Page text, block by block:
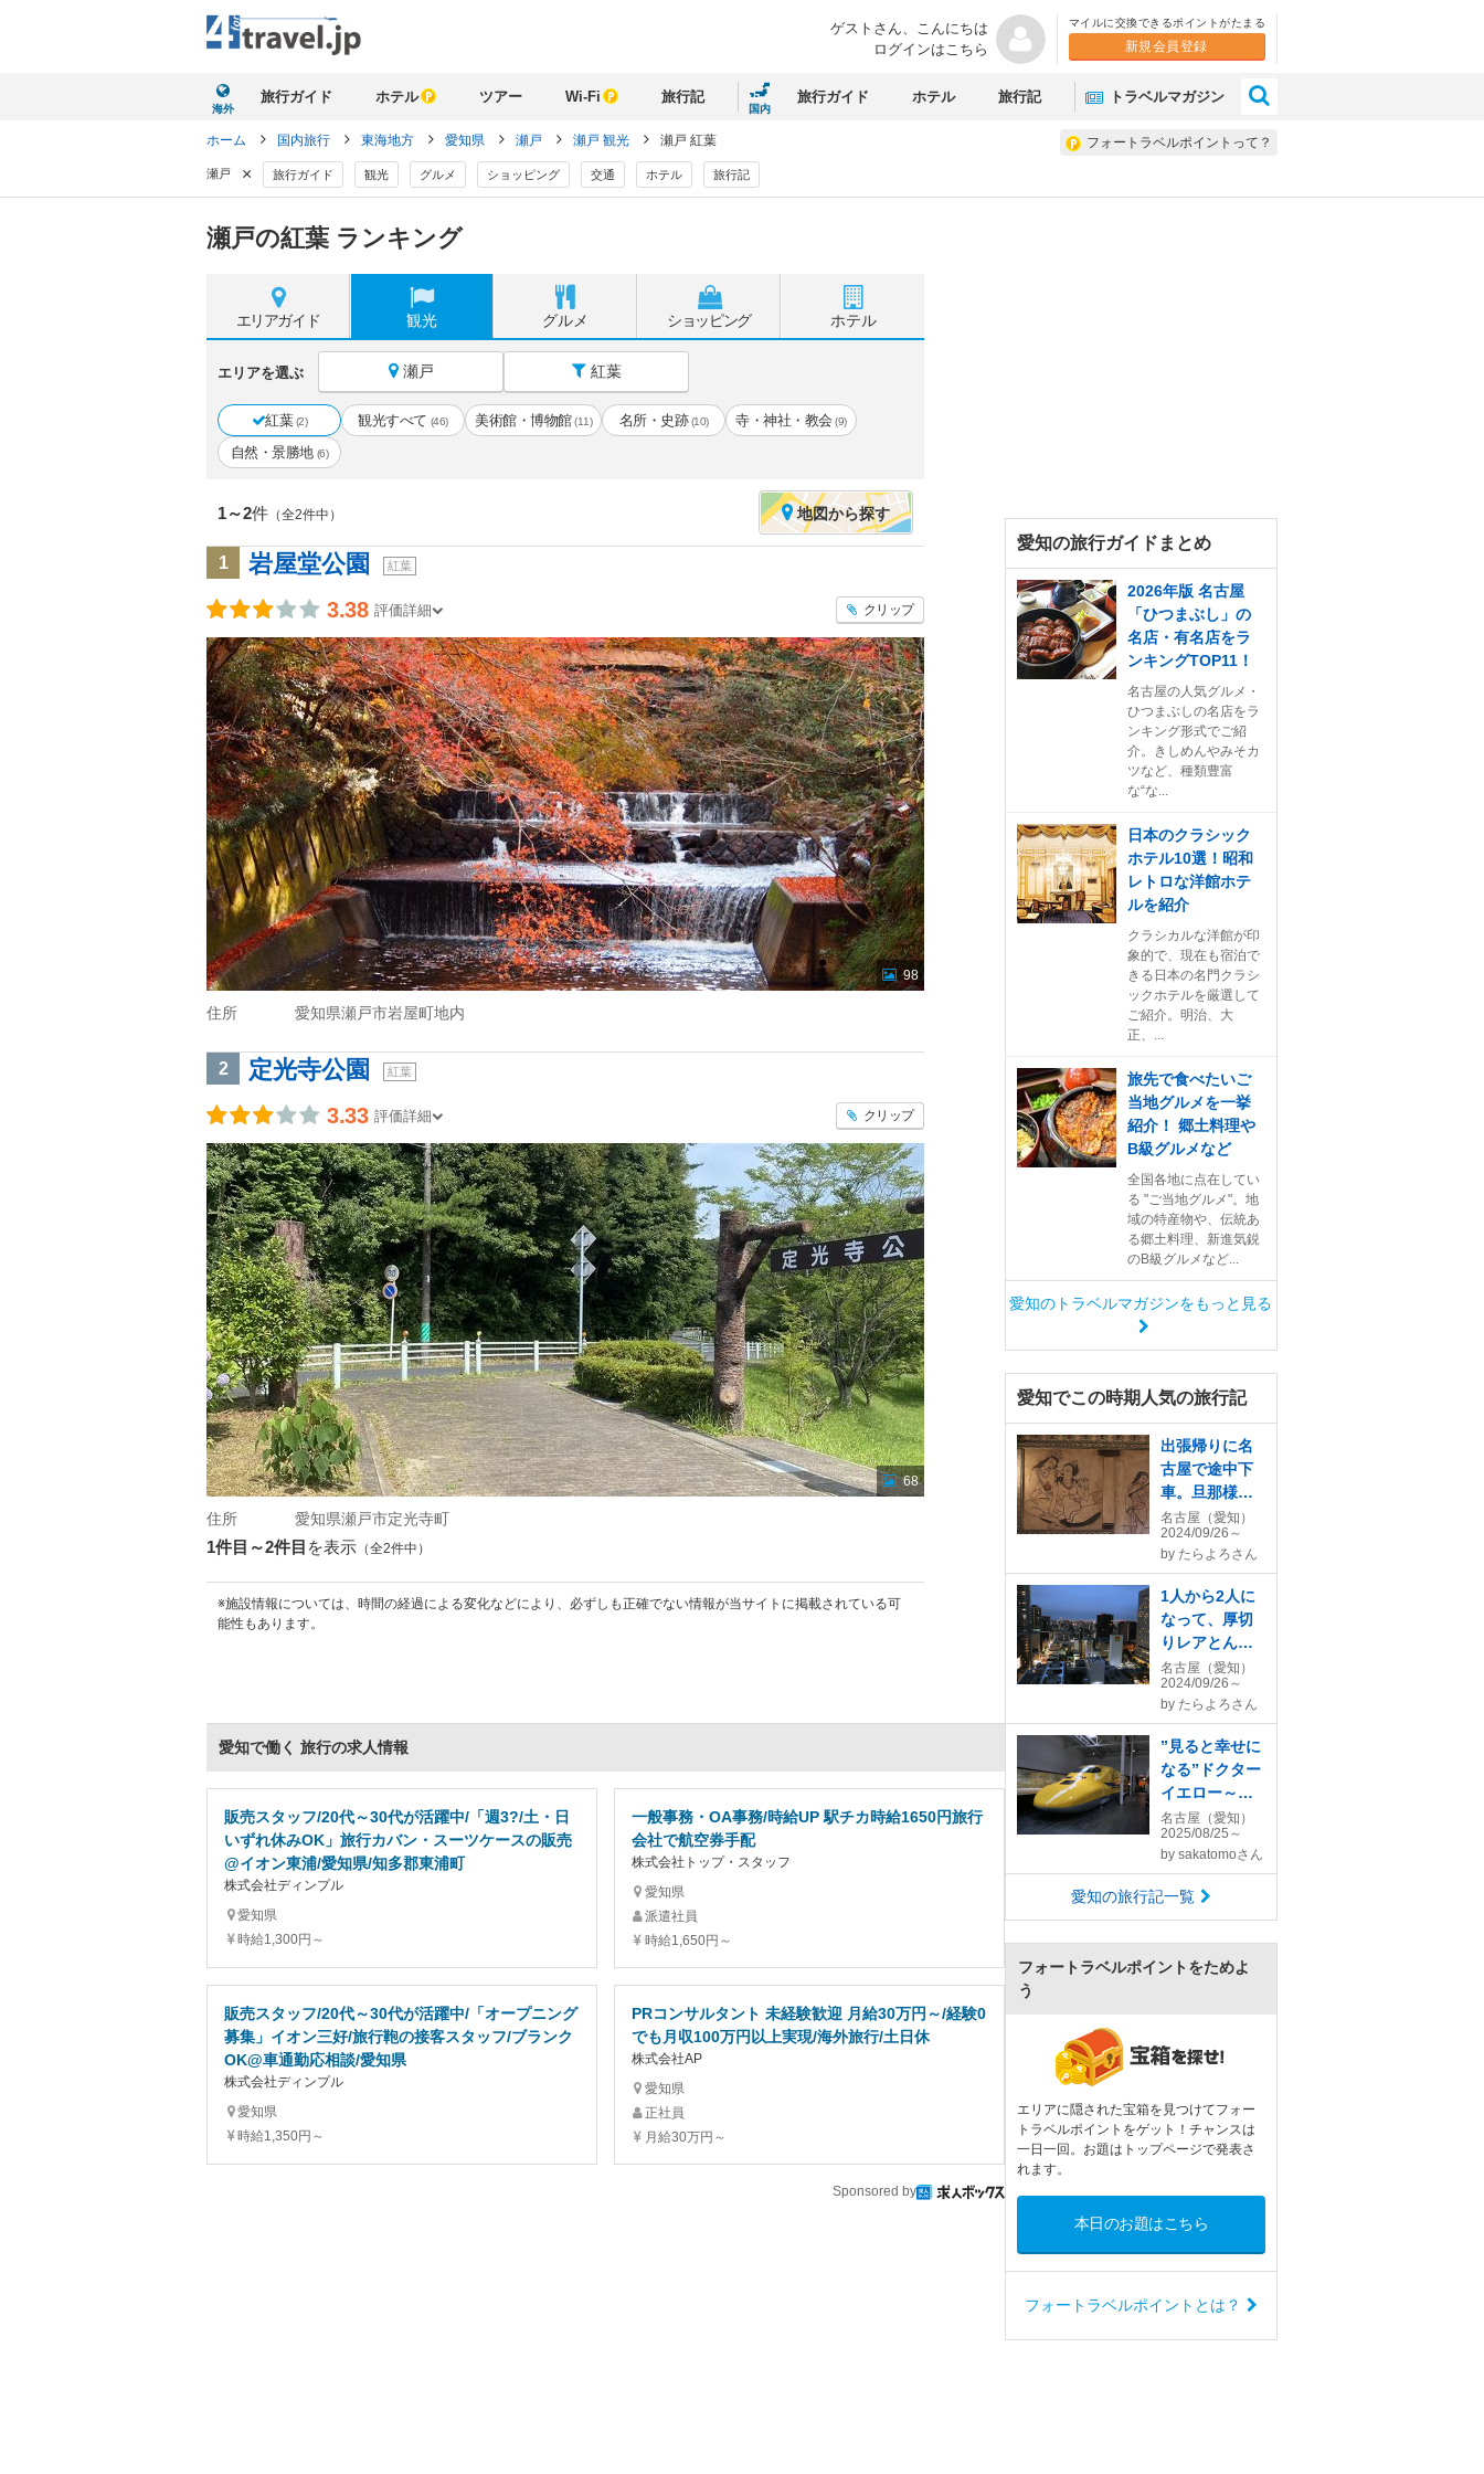
ゲストさん、 こんにちは
ログインはこちら
マイルに交換できるポイントがたまる
新規会員登録
海外
旅行ガイド ホテル ツアー Wi-Fi 旅行記
国内
旅行ガイド ホテル 旅行記 トラベルマガジン
フォートラベルポイントって？
ホーム 国内旅行 東海地方 愛知県 瀬戸 瀬戸 観光 瀬戸 紅葉
瀬戸 × 旅行ガイド 観光 グルメ ショッピング 交通 ホテル 旅行記
瀬戸の紅葉 ランキング
エリアガイド 観光 グルメ ショッピング ホテル
エリアを選ぶ 瀬戸 紅葉
紅葉 (2) 観光すべて (46) 美術館・博物館 (11) 名所・史跡 (10) 寺・神社・教会 (9)
自然・景勝地 (6)
1～2件 （全2件中） 地図から探す
1 岩屋堂公園 紅葉
3.38 評価詳細 クリップ
98
住所 愛知県瀬戸市岩屋町地内
2 定光寺公園 紅葉
3.33 評価詳細 クリップ
68
住所 愛知県瀬戸市定光寺町
1件目～2件目 を表示 （全2件中）
※施設情報については、時間の経過による変化などにより、必ずしも正確でない情報が当サイトに掲載されている可
能性もあります。
愛知で働く 旅行の求人情報
販売スタッフ/20代～30代が活躍中/「週3?/土・日
いずれ休みOK」旅行カバン・スーツケースの販売
@イオン東浦/愛知県/知多郡東浦町
株式会社ディンプル
愛知県
時給1,300円～
一般事務・OA事務/時給UP 駅チカ時給1650円旅行
会社で航空券手配
株式会社トップ・スタッフ
愛知県
派遣社員
時給1,650円～
販売スタッフ/20代～30代が活躍中/「オープニング
募集」イオン三好/旅行鞄の接客スタッフ/ブランク
OK@車通勤応相談/愛知県
株式会社ディンプル
愛知県
時給1,350円～
PRコンサルタント 未経験歓迎 月給30万円～/経験0
でも月収100万円以上実現/海外旅行/土日休
株式会社AP
愛知県
正社員
月給30万円～
Sponsored by
愛知の旅行ガイドまとめ
2026年版 名古屋
「ひつまぶし」の
名店・有名店をラ
ンキングTOP11！
名古屋の人気グルメ・
ひつまぶしの名店をラ
ンキング形式でご紹
介。きしめんやみそカ
ツなど、種類豊富
な“な...
日本のクラシック
ホテル10選！昭和
レトロな洋館ホテ
ルを紹介
クラシカルな洋館が印
象的で、現在も宿泊で
きる日本の名門クラシ
ックホテルを厳選して
ご紹介。明治、大
正、...
旅先で食べたいご
当地グルメを一挙
紹介！ 郷土料理や
B級グルメなど
全国各地に点在してい
る "ご当地グルメ"。地
域の特産物や、伝統あ
る郷土料理、新進気鋭
のB級グルメなど...
愛知のトラベルマガジンをもっと見る
愛知でこの時期人気の旅行記
出張帰りに名
古屋で途中下
車。旦那様を
待つ間に建築
美＆魅力溢れ
る揚輝荘へ
♪@ANAクラウ
ンプラザホテ
ルグランコー
ト名古屋編
名古屋（愛知）
2024/09/26～
by たらよろさん
1人から2人に
なって、厚切
りレアとんか
つ＆そのほか
名古屋グルメ
♪♪名古屋観光
ホテルのシェ
アルーム「エ
スパシオ」に
泊まってみた
ー！
名古屋（愛知）
2024/09/26～
by たらよろさん
”見ると幸せに
なる”ドクター
イエロー～ト
ヨタ産業技術
記念館～ノリ
タケの森を巡
名古屋（愛知）
2025/08/25～
by sakatomoさん
愛知の旅行記一覧
フォートラベルポイントをためよ
う
エリアに隠された宝箱を見つけてフォー
トラベルポイントをゲット！チャンスは
一日一回。お題はトップページで発表さ
れます。
本日のお題はこちら
フォートラベルポイントとは？